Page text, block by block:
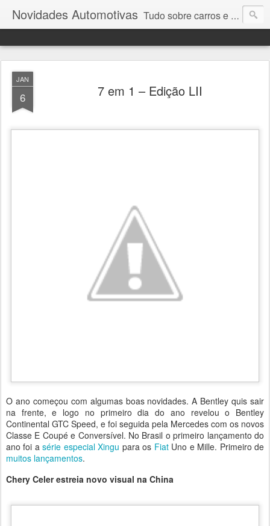
Novidades Automotivas Tudo sobre carros e motores
JAN
6 7 em 1 – Edição LII
O ano começou com algumas boas novidades. A Bentley quis sair
na frente, e logo no primeiro dia do ano revelou o Bentley
Continental GTC Speed, e foi seguida pela Mercedes com os novos
Classe E Coupé e Conversível. No Brasil o primeiro lançamento do
ano foi asérie especial Xingu para os FiatUno e Mille. Primeiro de
muitos lançamentos.
Chery Celer estreia novo visual na China